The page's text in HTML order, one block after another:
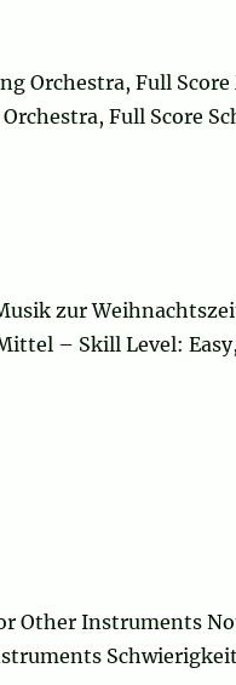
Orchestra, Full
Full Score
zur
– Skill Level:
Other Instruments